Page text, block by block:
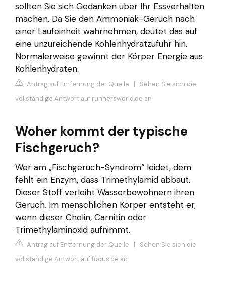
sollten Sie sich Gedanken über Ihr Essverhalten
machen. Da Sie den Ammoniak-Geruch nach
einer Laufeinheit wahrnehmen, deutet das auf
eine unzureichende Kohlenhydratzufuhr hin.
Normalerweise gewinnt der Körper Energie aus
Kohlenhydraten.
Antrag auf Entfernung der Quelle | Sehen Sie sich die
vollständige Antwort auf runnersworld.de an
Woher kommt der typische
Fischgeruch?
Wer am „Fischgeruch-Syndrom“ leidet, dem
fehlt ein Enzym, dass Trimethylamid abbaut.
Dieser Stoff verleiht Wasserbewohnern ihren
Geruch. Im menschlichen Körper entsteht er,
wenn dieser Cholin, Carnitin oder
Trimethylaminoxid aufnimmt.
Antrag auf Entfernung der Quelle | Sehen Sie sich die
vollständige Antwort auf focus.de an